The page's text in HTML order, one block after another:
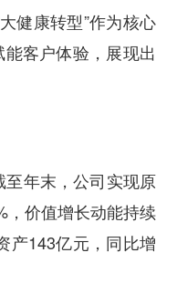
健康转型”作为核心
客户体验，展现出
年末，公司实现原
，价值增长动能持续
产143亿元，同比增